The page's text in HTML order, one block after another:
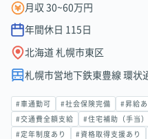
月収 30~60万円
年間休日 115 日
北海道 札幌市東区
札幌市営地下鉄東豊線 環状
#車通勤可 #社会保険完備 #昇給あ
#交通費全額支給 #住宅補助（手当）
#定年制度あり #資格取得支援あり